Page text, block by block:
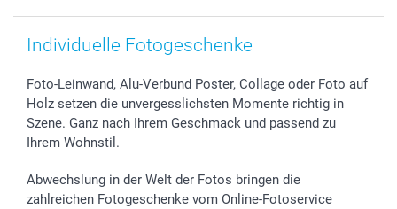
Individuelle Fotogeschenke
Foto-Leinwand, Alu-Verbund Poster, Collage oder Foto auf
Holz setzen die unvergesslichsten Momente richtig in
Szene. Ganz nach Ihrem Geschmack und passend zu
Ihrem Wohnstil.
Abwechslung in der Welt der Fotos bringen die
zahlreichen Fotogeschenke vom Online-Fotoservice